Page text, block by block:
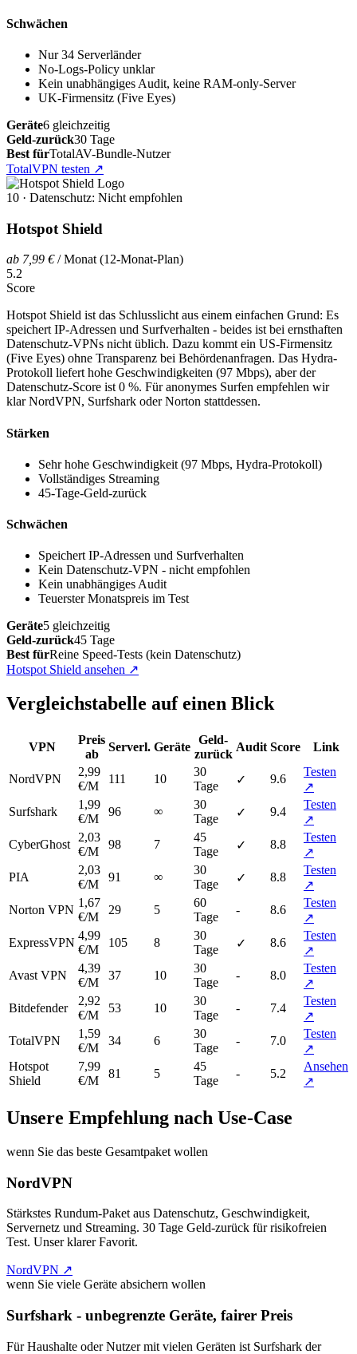
Schwächen
Nur 34 Serverländer
No-Logs-Policy unklar
Kein unabhängiges Audit, keine RAM-only-Server
UK-Firmensitz (Five Eyes)
Geräte6 gleichzeitig
Geld-zurück30 Tage
Best fürTotalAV-Bundle-Nutzer
TotalVPN testen ↗
10 · Datenschutz: Nicht empfohlen
Hotspot Shield
ab 7,99 €/ Monat (12-Monat-Plan)
5.2
Score
Hotspot Shield ist das Schlusslicht aus einem einfachen Grund: Es
speichert IP-Adressen und Surfverhalten - beides ist bei ernsthaften
Datenschutz-VPNs nicht üblich. Dazu kommt ein US-Firmensitz
(Five Eyes) ohne Transparenz bei Behördenanfragen. Das Hydra-
Protokoll liefert hohe Geschwindigkeiten (97 Mbps), aber der
Datenschutz-Score ist 0 %. Für anonymes Surfen empfehlen wir
klar NordVPN, Surfshark oder Norton stattdessen.
Stärken
Sehr hohe Geschwindigkeit (97 Mbps, Hydra-Protokoll)
Vollständiges Streaming
45-Tage-Geld-zurück
Schwächen
Speichert IP-Adressen und Surfverhalten
Kein Datenschutz-VPN - nicht empfohlen
Kein unabhängiges Audit
Teuerster Monatspreis im Test
Geräte5 gleichzeitig
Geld-zurück45 Tage
Best fürReine Speed-Tests (kein Datenschutz)
Hotspot Shield ansehen ↗
Vergleichstabelle auf einen Blick
VPN
Preis
ab
Serverl. Geräte
Geld-
zurück
Audit Score Link
NordVPN
2,99
€/M
111 10
30
Tage
✓ 9.6
Testen
↗
Surfshark
1,99
€/M
96 ∞
30
Tage
✓ 9.4
Testen
↗
CyberGhost
2,03
€/M
98 7
45
Tage
✓ 8.8
Testen
↗
PIA
2,03
€/M
91 ∞
30
Tage
✓ 8.8
Testen
↗
Norton VPN
1,67
€/M
29 5
60
Tage
- 8.6
Testen
↗
ExpressVPN
4,99
€/M
105 8
30
Tage
✓ 8.6
Testen
↗
Avast VPN
4,39
€/M
37 10
30
Tage
- 8.0
Testen
↗
Bitdefender
2,92
€/M
53 10
30
Tage
- 7.4
Testen
↗
TotalVPN
1,59
€/M
34 6
30
Tage
- 7.0
Testen
↗
Hotspot
Shield
7,99
€/M
81 5
45
Tage
- 5.2
Ansehen
↗
Unsere Empfehlung nach Use-Case
wenn Sie das beste Gesamtpaket wollen
NordVPN
Stärkstes Rundum-Paket aus Datenschutz, Geschwindigkeit,
Servernetz und Streaming. 30 Tage Geld-zurück für risikofreien
Test. Unser klarer Favorit.
NordVPN ↗
wenn Sie viele Geräte absichern wollen
Surfshark - unbegrenzte Geräte, fairer Preis
Für Haushalte oder Nutzer mit vielen Geräten ist Surfshark der